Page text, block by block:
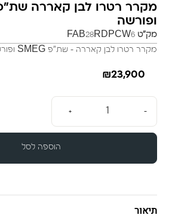
ופורשה
מק"ט FAB28RDPCW6
מקרר רטרו לבן קאררה – שת”פ SMEG ופורשה
₪23,900
-
+
הוספה לסל
תיאור